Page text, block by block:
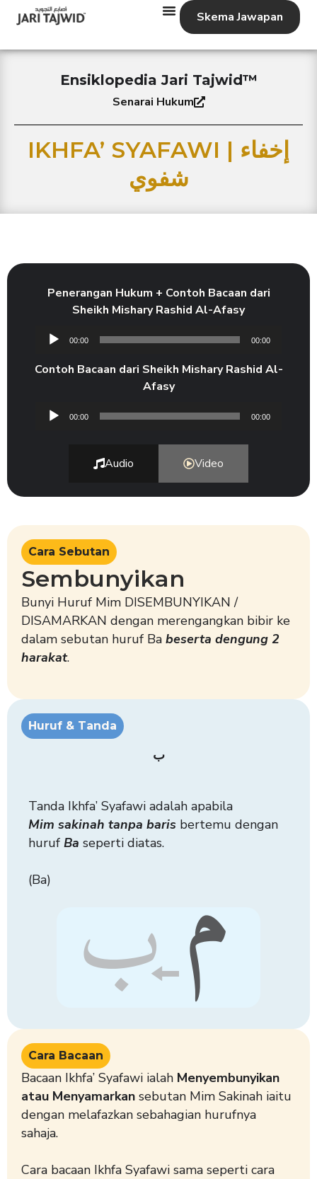
Skema Jawapan
Ensiklopedia Jari Tajwid™
Senarai Hukum
IKHFA’ SYAFAWI | إخفاء
شفوي
Audio Video
Penerangan Hukum + Contoh Bacaan dari
Sheikh Mishary Rashid Al-Afasy
Audio
00:00 00:00
Contoh Bacaan dari Sheikh Mishary Rashid Al-
Afasy
Audio
00:00 00:00
Cara Sebutan
Sembunyikan
Bunyi Huruf Mim DISEMBUNYIKAN /
DISAMARKAN dengan merengangkan bibir ke
dalam sebutan huruf Ba beserta dengung 2
harakat.
Huruf & Tanda
ب
Tanda Ikhfa’ Syafawi adalah apabila
Mim sakinah tanpa baris bertemu dengan
huruf Ba seperti diatas.
(Ba)
Cara Bacaan
Bacaan Ikhfa’ Syafawi ialah Menyembunyikan
atau Menyamarkan sebutan Mim Sakinah iaitu
dengan melafazkan sebahagian hurufnya
sahaja.
Cara bacaan Ikhfa Syafawi sama seperti cara